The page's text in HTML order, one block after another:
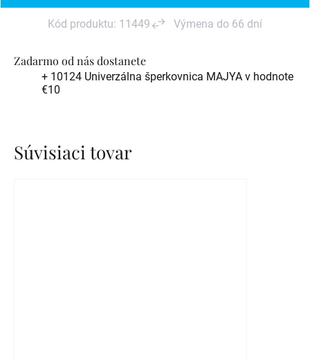
Zadarmo od nás dostanete
+ 10124 Univerzálna šperkovnica MAJYA v hodnote
€10
Kód produktu: 11449 Výmena do 66 dní
Súvisiaci tovar